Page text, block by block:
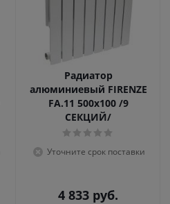
Радиатор
алюминиевый FIRENZE
FA.11 500х100 /9
СЕКЦИЙ/
Уточните срок поставки
4 833 руб.